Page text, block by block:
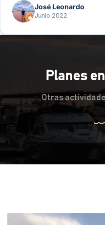
José Leonardo
Junio 2022
Planes
Otras